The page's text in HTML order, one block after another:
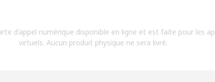
d'appel numérique disponible en ligne et est faite pour les
virtuels. Aucun produit physique ne sera livré.